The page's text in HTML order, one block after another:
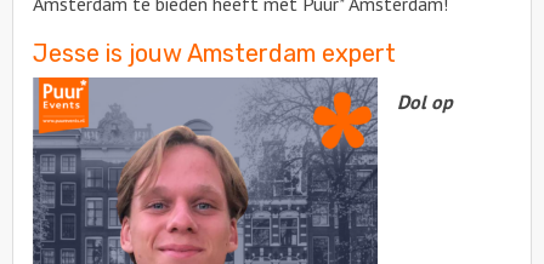
Jesse is jouw Amsterdam expert
Dol op